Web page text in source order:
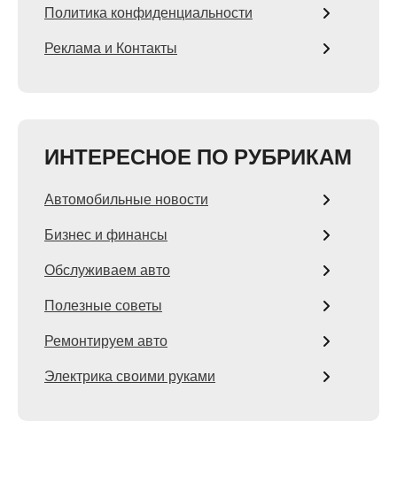
Политика конфиденциальности
Реклама и Контакты
ИНТЕРЕСНОЕ ПО РУБРИКАМ
Автомобильные новости
Бизнес и финансы
Обслуживаем авто
Полезные советы
Ремонтируем авто
Электрика своими руками